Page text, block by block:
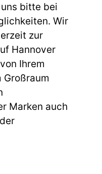
bitte bei
Wir
zur
Hannover
Ihrem
Großraum
Marken auch